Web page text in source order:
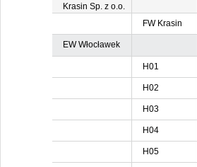
Krasin Sp. z o.o.
FW Krasin
EW Włocławek
H01
H02
H03
H04
H05